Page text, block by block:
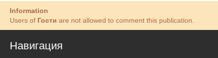
Information
Users of Гости are not allowed to comment this publication.
Навигация